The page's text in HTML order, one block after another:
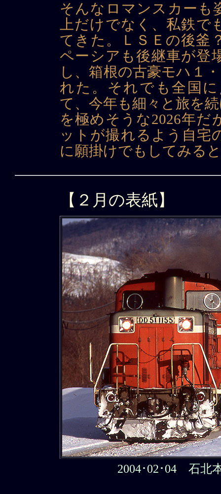
そんなロマンスカーも
上だけでなく、私鉄
てきた。ＬＳＥの後釜
ペーシアも後継車が登
し、箱根の古豪モハ１
れた。それでも全国
て、今年も細々と旅を
を極めそうな2026年だ
ットが撮れるよう自宅
に願掛けでもしてみる
【２月の表紙】
2004･02･04 石